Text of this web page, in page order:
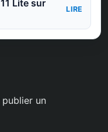
Lite sur
LIRE
un